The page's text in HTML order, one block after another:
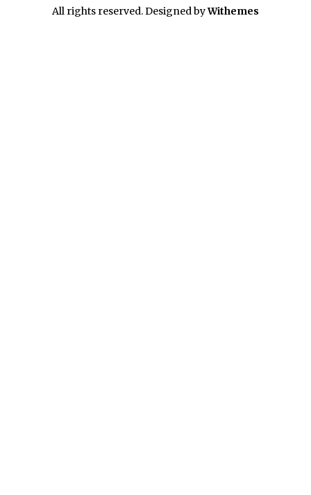
All rights reserved. Designed byWithemes